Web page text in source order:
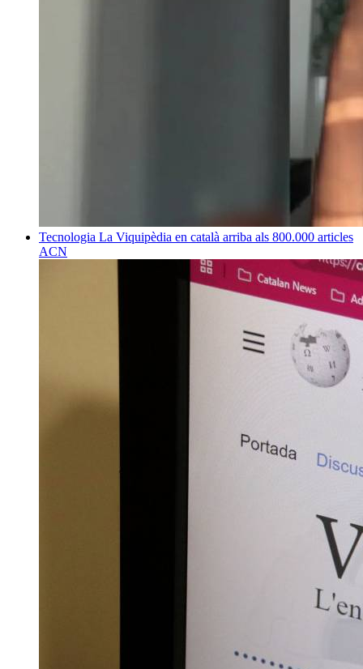
Tecnologia La Viquipèdia en català arriba als 800.000 articles
ACN